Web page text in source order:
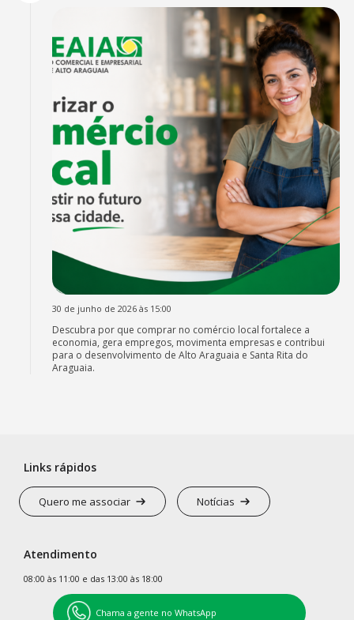
30 de junho de 2026 às 15:00
Descubra por que comprar no comércio local fortalece a
economia, gera empregos, movimenta empresas e contribui
para o desenvolvimento de Alto Araguaia e Santa Rita do
Araguaia.
Links rápidos
Quero me associar Notícias
Atendimento
08:00 às 11:00 e das 13:00 às 18:00
Chama a gente no WhatsApp